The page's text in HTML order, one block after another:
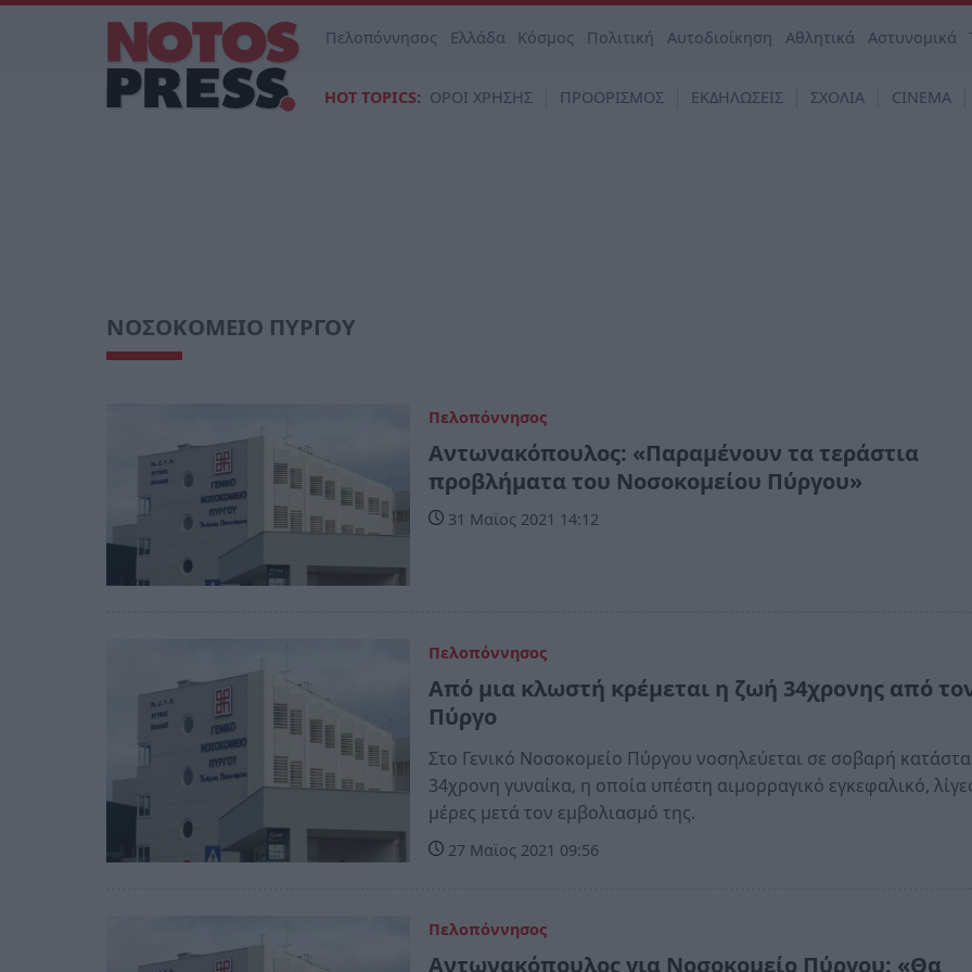
Πελοπόννησος Ελλάδα Κόσμος Πολιτική Αυτοδιοίκηση Αθλητικά Αστυνομικά
HOT TOPICS: ΟΡΟΙ ΧΡΗΣΗΣ ΠΡΟΟΡΙΣΜΟΣ ΕΚΔΗΛΩΣΕΙΣ ΣΧΟΛΙΑ CINEMA
ΝΟΣΟΚΟΜΕΙΟ ΠΥΡΓΟΥ
Πελοπόννησος
Αντωνακόπουλος: «Παραμένουν τα τεράστια
προβλήματα του Νοσοκομείου Πύργου»
31 Μαϊος 2021 14:12
Πελοπόννησος
Από μια κλωστή κρέμεται η ζωή 34χρονης από
Πύργο
Στο Γενικό Νοσοκομείο Πύργου νοσηλεύεται σε σοβαρή
34χρονη γυναίκα, η οποία υπέστη αιμορραγικό εγκεφαλικό,
μέρες μετά τον εμβολιασμό της.
27 Μαϊος 2021 09:56
Πελοπόννησος
Αντωνακόπουλος για Νοσοκομείο Πύργου: «Θα